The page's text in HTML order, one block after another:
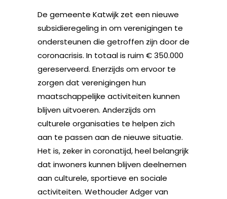
De gemeente Katwijk zet een nieuwe
subsidieregeling in om verenigingen te
ondersteunen die getroffen zijn door de
coronacrisis. In totaal is ruim € 350.000
gereserveerd. Enerzijds om ervoor te
zorgen dat verenigingen hun
maatschappelijke activiteiten kunnen
blijven uitvoeren. Anderzijds om
culturele organisaties te helpen zich
aan te passen aan de nieuwe situatie.
Het is, zeker in coronatijd, heel belangrijk
dat inwoners kunnen blijven deelnemen
aan culturele, sportieve en sociale
activiteiten. Wethouder Adger van